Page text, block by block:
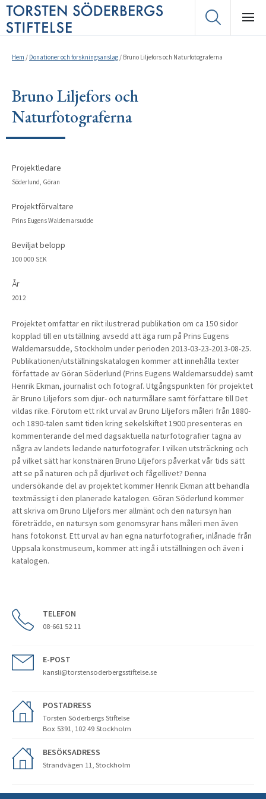
Hem / Donationer och forskningsanslag / Bruno Liljefors och Naturfotograferna
Bruno Liljefors och
Naturfotograferna
Projektledare
Söderlund, Göran
Projektförvaltare
Prins Eugens Waldemarsudde
Beviljat belopp
100 000 SEK
År
2012
Projektet omfattar en rikt ilustrerad publikation om ca 150 sidor
kopplad till en utställning avsedd att äga rum på Prins Eugens
Waldemarsudde, Stockholm under perioden 2013-03-23-2013-08-25.
Publikationen/utställningskatalogen kommer att innehålla texter
författade av Göran Söderlund (Prins Eugens Waldemarsudde) samt
Henrik Ekman, journalist och fotograf. Utgångspunkten för projektet
är Bruno Liljefors som djur- och naturmålare samt författare till Det
vildas rike. Förutom ett rikt urval av Bruno Liljefors måleri från 1880-
och 1890-talen samt tiden kring sekelskiftet 1900 presenteras en
kommenterande del med dagsaktuella naturfotografier tagna av
några av landets ledande naturfotografer. I vilken utsträckning och
på vilket sätt har konstnären Bruno Liljefors påverkat vår tids sätt
att se på naturen och på djurlivet och fågellivet? Denna
undersökande del av projektet kommer Henrik Ekman att behandla
textmässigt i den planerade katalogen. Göran Söderlund kommer
att skriva om Bruno Liljefors mer allmänt och den natursyn han
företrädde, en natursyn som genomsyrar hans måleri men även
hans fotokonst. Ett urval av han egna naturfotografier, inlånade från
Uppsala konstmuseum, kommer att ingå i utställningen och även i
katalogen.
TELEFON
08-661 52 11
E-POST
kansli@torstensoderbergsstiftelse.se
POSTADRESS
Torsten Söderbergs Stiftelse
Box 5391, 102 49 Stockholm
BESÖKSADRESS
Strandvägen 11, Stockholm